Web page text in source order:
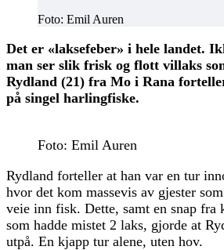
Foto: Emil Auren
Det er «laksefeber» i hele landet.
man ser slik frisk og flott villaks
Rydland (21) fra Mo i Rana
på singel harlingfiske.
Foto: Emil Auren
Rydland forteller at han var en tur
hvor det kom massevis av gjester
veie inn fisk. Dette, samt en snap fra
som hadde mistet 2 laks, gjorde at
utpå. En kjapp tur alene, uten hov.